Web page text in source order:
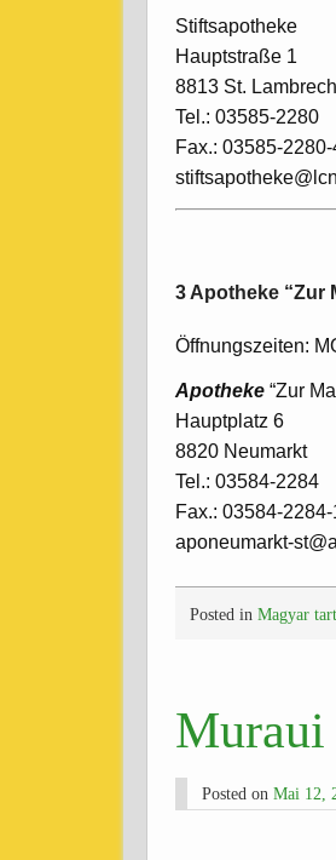
Stiftsapotheke
Hauptstraße 1
8813 St.
Tel.: 03585-2280
Fax.: 03585-2280-
3 Apotheke “Zur
Öffnungszeiten:
Apotheke “Zur
Hauptplatz 6
8820 Neumarkt
Tel.: 03584-2284
Fax.: 03584-
aponeumarkt-
Posted in Magyar
Muraui
Posted on Mai 12,